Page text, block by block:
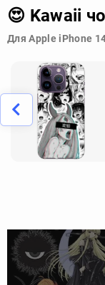
😍 Kawaii
Для Apple iPhone